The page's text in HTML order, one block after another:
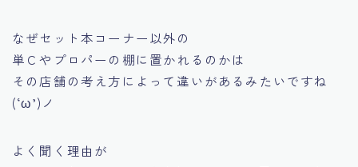
なぜセット本コーナー以外の
単Ｃやプロパーの棚に置かれるのかは
その店舗の考え方によって違いがあるみたいですね
(‘ω’)ノ
よく聞く理由が